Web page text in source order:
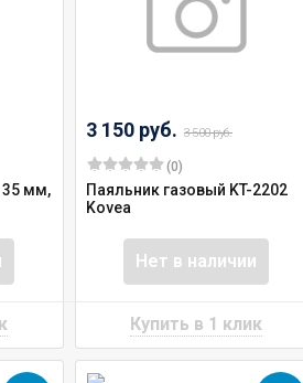
35 мм,
3 150 руб. 3 500 руб.
(0)
Паяльник газовый KT-2202
Kovea
Нет в наличии